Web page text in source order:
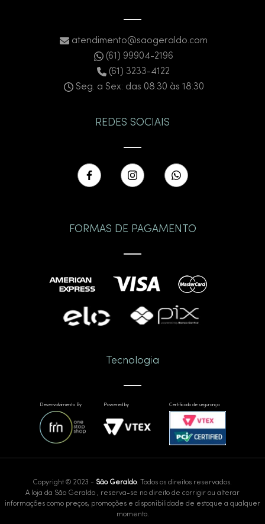
atendimento@saogeraldo.com
(61) 99904-2196
(61) 3233-4122
Seg. a Sex: das 08:30 às 18:30
REDES SOCIAIS
FORMAS DE PAGAMENTO
Tecnologia
Desenvolvimento By Powered by Certificado de segurança
Copyright © 2023 - São Geraldo. Todos os direitos reservados.
A loja da São Geraldo , reserva-se no direito de corrigir ou alterar
informações como preços, promoções e disponibilidade de estoque a qualquer
momento.